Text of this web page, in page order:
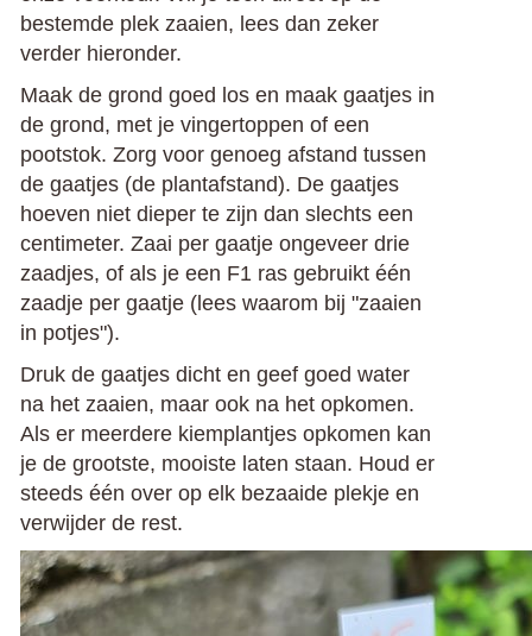
bestemde plek zaaien, lees dan zeker
verder hieronder.
Maak de grond goed los en maak gaatjes in
de grond, met je vingertoppen of een
pootstok. Zorg voor genoeg afstand tussen
de gaatjes (de plantafstand). De gaatjes
hoeven niet dieper te zijn dan slechts een
centimeter. Zaai per gaatje ongeveer drie
zaadjes, of als je een F1 ras gebruikt één
zaadje per gaatje (lees waarom bij "zaaien
in potjes").
Druk de gaatjes dicht en geef goed water
na het zaaien, maar ook na het opkomen.
Als er meerdere kiemplantjes opkomen kan
je de grootste, mooiste laten staan. Houd er
steeds één over op elk bezaaide plekje en
verwijder de rest.